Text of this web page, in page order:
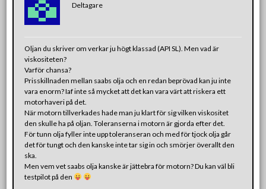
Deltagare
Oljan du skriver om verkar ju högt klassad (API SL). Men vad är
viskositeten?
Varför chansa?
Prisskillnaden mellan saabs olja och en redan beprövad kan ju inte
vara enorm? Iaf inte så mycket att det kan vara värt att riskera ett
motorhaveri på det.
När motorn tillverkades hade man ju klart för sig vilken viskositet
den skulle ha på oljan. Toleranserna i motorn är gjorda efter det.
För tunn olja fyller inte upp toleranseran och med för tjock olja går
det för tungt och den kanske inte tar sig in och smörjer överallt den
ska.
Men vem vet saabs olja kanske är jättebra för motorn? Du kan väl bli
testpilot på den